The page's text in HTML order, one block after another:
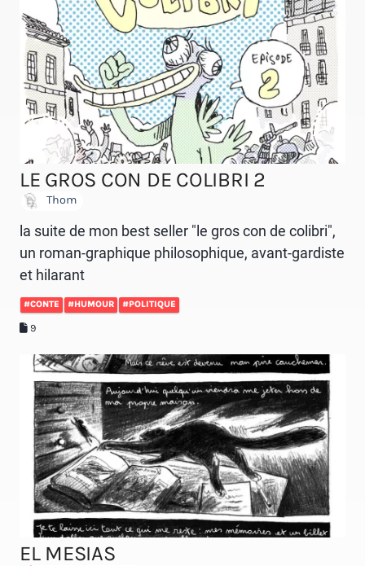
LE GROS CON DE COLIBRI 2
Thom
la suite de mon best seller "le gros con de colibri",
un roman-graphique philosophique, avant-gardiste
et hilarant
#CONTE #HUMOUR #POLITIQUE
9
EL MESIAS